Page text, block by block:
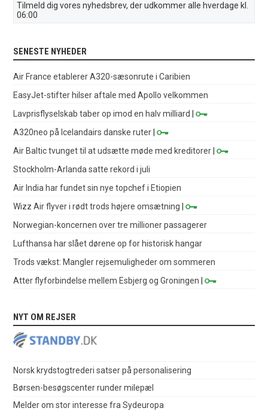
Tilmeld dig vores nyhedsbrev, der udkommer alle hverdage kl.
06:00
SENESTE NYHEDER
Air France etablerer A320-sæsonrute i Caribien
EasyJet-stifter hilser aftale med Apollo velkommen
Lavprisflyselskab taber op imod en halv milliard
|
A320neo på Icelandairs danske ruter |
Air Baltic tvunget til at udsætte møde med kreditorer |
Stockholm-Arlanda satte rekord i juli
Air India har fundet sin nye topchef i Etiopien
Wizz Air flyver i rødt trods højere omsætning |
Norwegian-koncernen over tre millioner passagerer
Lufthansa har slået dørene op for historisk hangar
Trods vækst: Mangler rejsemuligheder om sommeren
Atter flyforbindelse mellem Esbjerg og Groningen |
NYT OM REJSER
Norsk krydstogtrederi satser på personalisering
Børsen-besøgscenter runder milepæl
Melder om stor interesse fra Sydeuropa